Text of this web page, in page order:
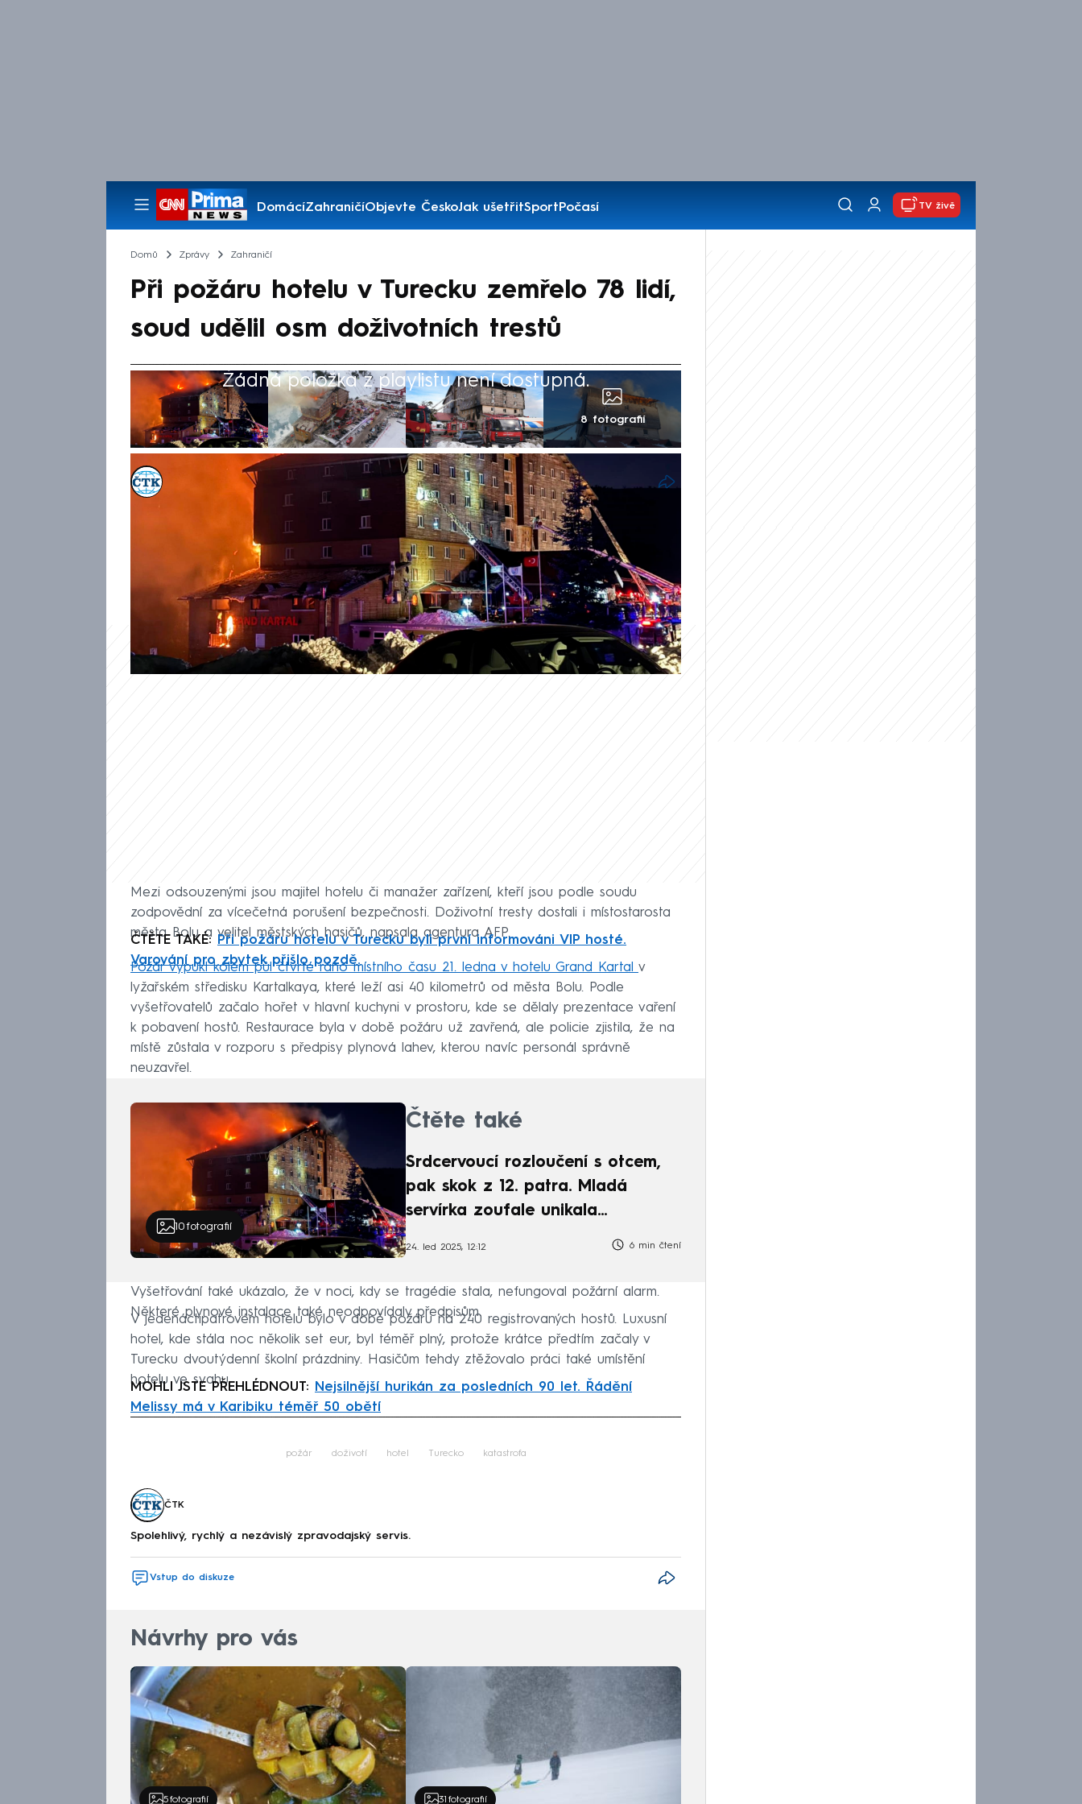
DomácíZahraničíObjevte ČeskoJak ušetřitSportPočasí
Pořady
TV živě
Domů Zprávy Zahraničí
Při požáru hotelu v Turecku zemřelo 78 lidí,
soud udělil osm doživotních trestů
Žádná položka z playlistu není dostupná.
8 fotografií
ČTK
31. říj 2025, 13:21
Soud v tureckém městě Bolu v pátek vyměřil tresty doživotního vězení
11 lidem kvůli požáru hotelu v lyžařském středisku Kartalkaya na severu
země. Informovala o tom agentura Bianet. Při neštěstí letos v lednu
zemřelo 78 lidí, včetně 36 dětí, dalších asi 130 lidí bylo zraněno.
Mezi odsouzenými jsou majitel hotelu či manažer zařízení, kteří jsou podle soudu
zodpovědní za vícečetná porušení bezpečnosti. Doživotní tresty dostali i místostarosta
města Bolu a velitel městských hasičů, napsala agentura AFP.
ČTĚTE TAKÉ: Při požáru hotelu v Turecku byli první informováni VIP hosté.
Varování pro zbytek přišlo pozdě.
Požár vypukl kolem půl čtvrté ráno místního času 21. ledna v hotelu Grand Kartal v
lyžařském středisku Kartalkaya, které leží asi 40 kilometrů od města Bolu. Podle
vyšetřovatelů začalo hořet v hlavní kuchyni v prostoru, kde se dělaly prezentace vaření
k pobavení hostů. Restaurace byla v době požáru už zavřená, ale policie zjistila, že na
místě zůstala v rozporu s předpisy plynová lahev, kterou navíc personál správně
neuzavřel.
10fotografií
Čtěte také
Srdcervoucí rozloučení s otcem,
pak skok z 12. patra. Mladá
servírka zoufale unikala
24. led 2025, 12:12 6 min čtení
Vyšetřování také ukázalo, že v noci, kdy se tragédie stala, nefungoval požární alarm.
Některé plynové instalace také neodpovídaly předpisům.
V jedenáctipatrovém hotelu bylo v době požáru na 240 registrovaných hostů. Luxusní
hotel, kde stála noc několik set eur, byl téměř plný, protože krátce předtím začaly v
Turecku dvoutýdenní školní prázdniny. Hasičům tehdy ztěžovalo práci také umístění
hotelu ve svahu.
MOHLI JSTE PŘEHLÉDNOUT:
Nejsilnější hurikán za posledních 90 let. Řádění
Melissy má v Karibiku téměř 50 obětí
požár doživotí hotel Turecko katastrofa
ČTK
Spolehlivý, rychlý a nezávislý zpravodajský servis.
Vstup do diskuze
Návrhy pro vás
5 fotografií 31 fotografií